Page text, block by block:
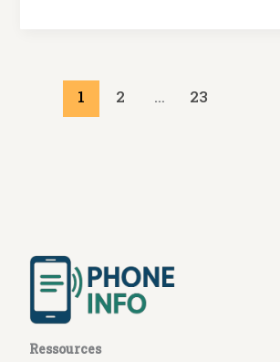
1 2 … 23
Ressources